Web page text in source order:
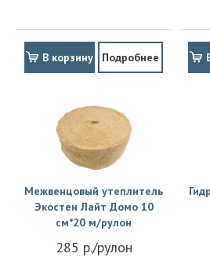
В корзину Подробнее
Межвенцовый утеплитель
Экостен Лайт Домо 10
см*20 м/рулон
285 р./рулон